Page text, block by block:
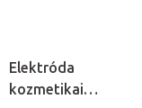
Elektróda
kozmetikai